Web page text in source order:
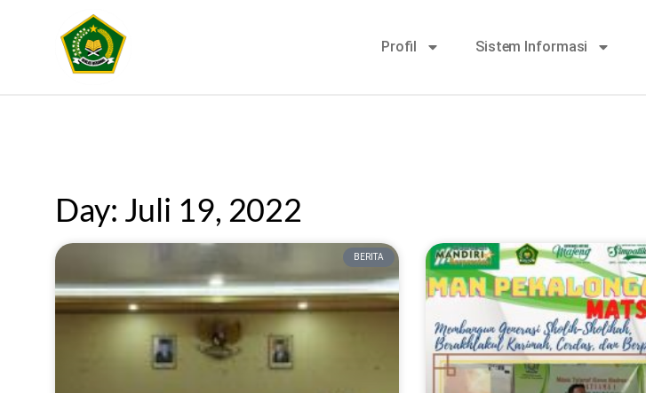
Profil Sistem Informasi
Day: Juli 19, 2022
BERITA